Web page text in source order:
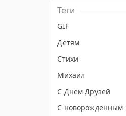
Теги
GIF
Детям
Стихи
Михаил
С Днем Друзей
С новорожденным